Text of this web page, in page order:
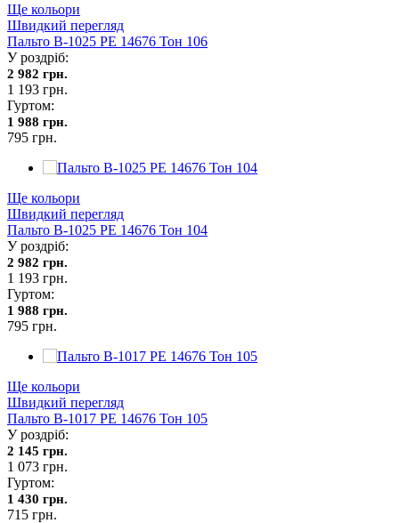
Ще кольори
Швидкий перегляд
Пальто В-1025 PE 14676 Тон 106
У роздріб:
2 982 грн.
1 193 грн.
Гуртом:
1 988 грн.
795 грн.
Ще кольори
Швидкий перегляд
Пальто В-1025 PE 14676 Тон 104
У роздріб:
2 982 грн.
1 193 грн.
Гуртом:
1 988 грн.
795 грн.
Ще кольори
Швидкий перегляд
Пальто В-1017 PE 14676 Тон 105
У роздріб:
2 145 грн.
1 073 грн.
Гуртом:
1 430 грн.
715 грн.